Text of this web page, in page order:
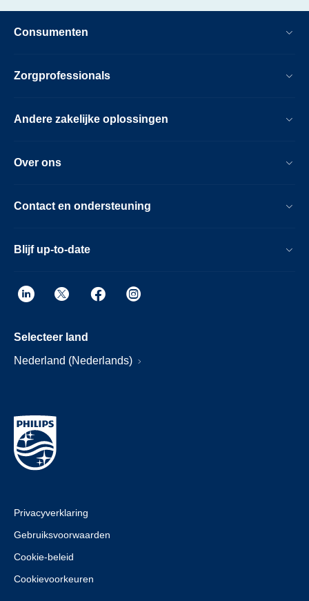
ondersteunen.html
Consumenten
Zorgprofessionals
Andere zakelijke oplossingen
Over ons
Contact en ondersteuning
Blijf up-to-date
Selecteer land
Nederland (Nederlands)
Privacyverklaring
Gebruiksvoorwaarden
Cookie-beleid
Cookievoorkeuren